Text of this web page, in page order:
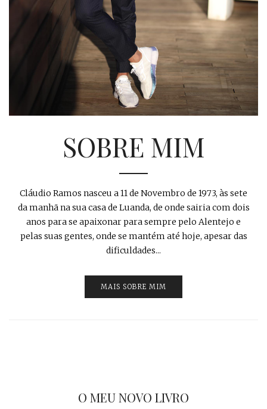
SOBRE MIM
Cláudio Ramos nasceu a 11 de Novembro de 1973, às sete
da manhã na sua casa de Luanda, de onde sairia com dois
anos para se apaixonar para sempre pelo Alentejo e
pelas suas gentes, onde se mantém até hoje, apesar das
dificuldades...
MAIS SOBRE MIM
O MEU NOVO LIVRO